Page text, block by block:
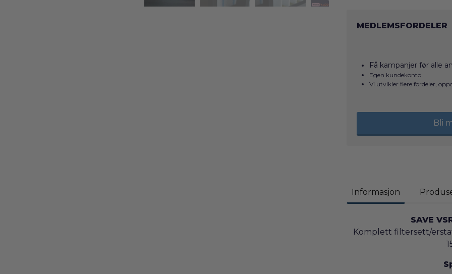
MEDLEMSFORDELER
Få kampanjer før alle
Egen kundekonto
Vi utvikler flere fordeler,
Bli
Informasjon
SAVE
Komplett filtersett/